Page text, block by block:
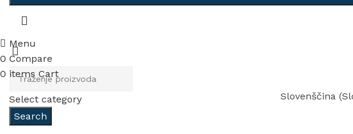
Select category
Search
Menu
0 Compare
0 items Cart
Slovenščina (